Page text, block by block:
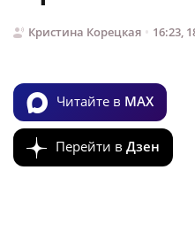
Кристина Корецкая 16:23,
Читайте в MAX
Перейти в Дзен